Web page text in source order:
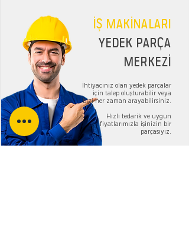
İŞ MAKİNALARI
YEDEK PARÇA
MERKEZİ
İhtiyacınız olan yedek parçalar
için talep oluşturabilir veya
bizi her zaman arayabilirsiniz.
Hızlı tedarik ve uygun
fiyatlarımızla işinizin bir
parçasıyız.